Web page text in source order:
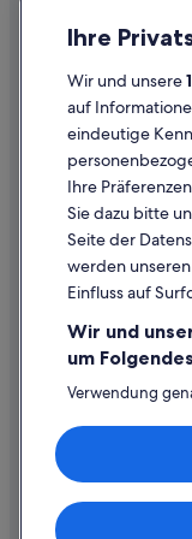
Inhaltsrichtlinien und
Hilfe
Hilfe
Flug stornieren
Rückerstattungsdauer
Expedia-Gutschein
Internationale
Ihre
Wir und unsere
auf
eindeutige
Ihre
Sie dazu bitte
Seite der
werden
Einfluss auf
Wir und
um
Verwendung
Speichern von
Endgerät.
von